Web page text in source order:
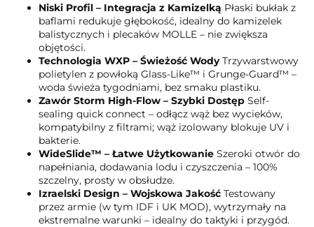
Niski Profil – Integracja z Kamizelką Płaski bukłak z
baflami redukuje głębokość, idealny do kamizelek
balistycznych i plecaków MOLLE – nie zwiększa
objętości.
Technologia WXP – Świeżość Wody Trzywarstwowy
polietylen z powłoką Glass-Like™ i Grunge-Guard™ –
woda świeża tygodniami, bez smaku plastiku.
Zawór Storm High-Flow – Szybki Dostęp Self-
sealing quick connect – odłącz wąż bez wycieków,
kompatybilny z filtrami; wąż izolowany blokuje UV i
bakterie.
WideSlide™ – Łatwe Użytkowanie Szeroki otwór do
napełniania, dodawania lodu i czyszczenia – 100%
szczelny, prosty w obsłudze.
Izraelski Design – Wojskowa Jakość Testowany
przez armie (w tym IDF i UK MOD), wytrzymały na
ekstremalne warunki – idealny do taktyki i przygód.